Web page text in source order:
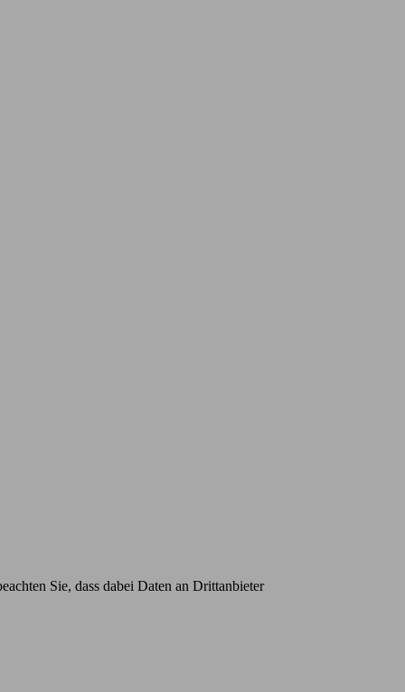
Sie, dass dabei Daten an Drittanbieter